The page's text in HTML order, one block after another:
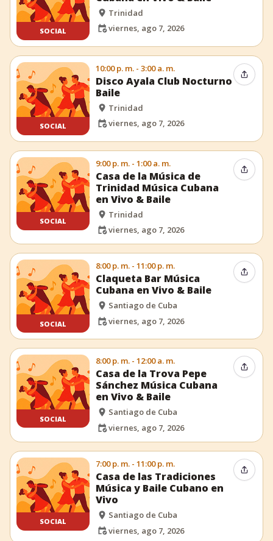
SOCIAL
Trinidad
viernes, ago 7, 2026
SOCIAL
10:00 p. m. - 3:00 a. m.
Disco Ayala Club Nocturno
Baile
Trinidad
viernes, ago 7, 2026
SOCIAL
9:00 p. m. - 1:00 a. m.
Casa de la Música de
Trinidad Música Cubana
en Vivo & Baile
Trinidad
viernes, ago 7, 2026
SOCIAL
8:00 p. m. - 11:00 p. m.
Claqueta Bar Música
Cubana en Vivo & Baile
Santiago de Cuba
viernes, ago 7, 2026
SOCIAL
8:00 p. m. - 12:00 a. m.
Casa de la Trova Pepe
Sánchez Música Cubana
en Vivo & Baile
Santiago de Cuba
viernes, ago 7, 2026
SOCIAL
7:00 p. m. - 11:00 p. m.
Casa de las Tradiciones
Música y Baile Cubano en
Vivo
Santiago de Cuba
viernes, ago 7, 2026